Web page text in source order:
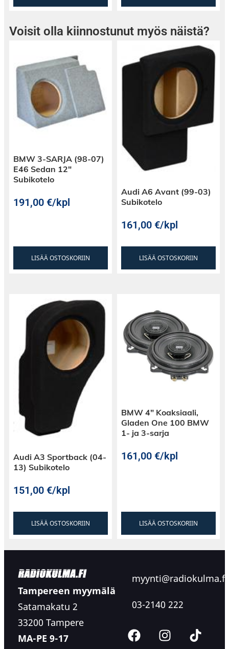
Voisit olla kiinnostunut myös näistä?
BMW 3-SARJA (98-07)
E46 Sedan 12″
Subikotelo
191,00€/kpl
LISÄÄ OSTOSKORIIN
Audi A6 Avant (99-03)
Subikotelo
161,00€/kpl
LISÄÄ OSTOSKORIIN
Audi A3 Sportback (04-
13) Subikotelo
151,00€/kpl
LISÄÄ OSTOSKORIIN
BMW 4″ Koaksiaali,
Gladen One 100 BMW
1- ja 3-sarja
161,00€/kpl
LISÄÄ OSTOSKORIIN
Tampereen myymälä
Satamakatu 2
33200 Tampere
MA-PE 9-17
myynti@radiokulma.fi
03-2140 222